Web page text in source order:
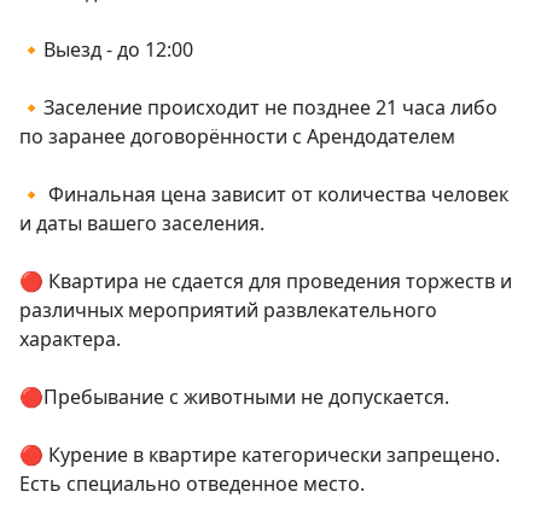
🔸Выезд - до 12:00
🔸Заселение происходит не позднее 21 часа либо
по заранее договорённости с Арендодателем
🔸 Финальная цена зависит от количества человек
и даты вашего заселения.
🔴 Квартира не сдается для проведения торжеств и
различных мероприятий развлекательного
характера.
🔴Пребывание с животными не допускается.
🔴 Курение в квартире категорически запрещено.
Есть специально отведенное место.